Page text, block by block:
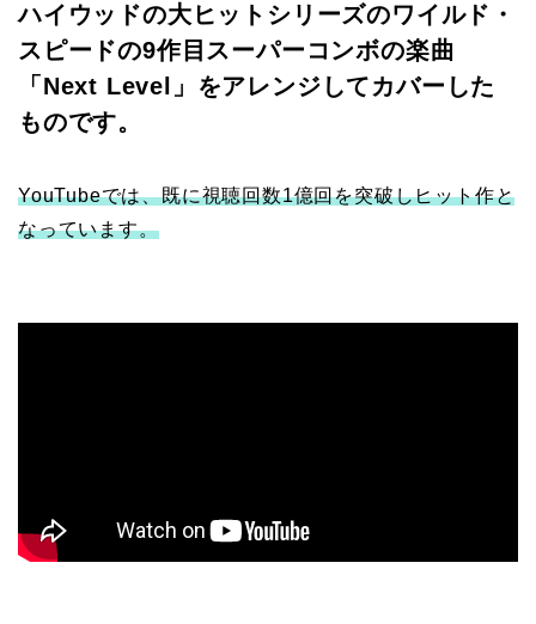
ハイウッドの大ヒットシリーズのワイルド・
スピードの9作目スーパーコンボの楽曲
「Next Level」をアレンジしてカバーした
ものです。
YouTubeでは、既に視聴回数1億回を突破しヒット作と
なっています。